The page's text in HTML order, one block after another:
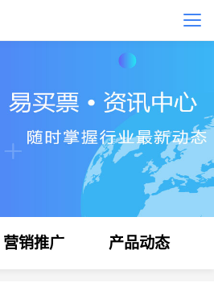
营销推广 产品动态